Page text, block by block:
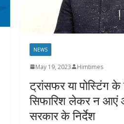
NEWS
May 19, 2023 Himtimes
ट्रांसफर या पोस्टिंग के
सिफारिश लेकर न आएं
सरकार के निर्देश